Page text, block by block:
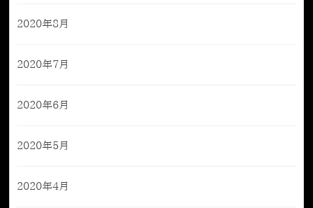
2020年8月
2020年7月
2020年6月
2020年5月
2020年4月